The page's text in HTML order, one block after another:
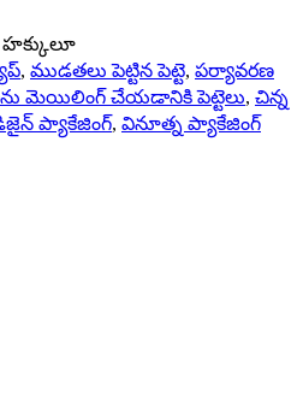
హక్కులూ
, ముడతలు పెట్టిన పెట్టె, పర్యావరణ
మెయిలింగ్ చేయడానికి పెట్టెలు, చిన్న
ప్యాకేజింగ్, వినూత్న ప్యాకేజింగ్